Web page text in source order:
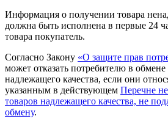
Информация о получении товара
должна быть исполнена в первые 24
товара покупатель.
Согласно Закону «О защите прав
может отказать потребителю в обмене
надлежащего качества, если они
указанным в действующем Перечне
товаров надлежащего качества, не
обмену.